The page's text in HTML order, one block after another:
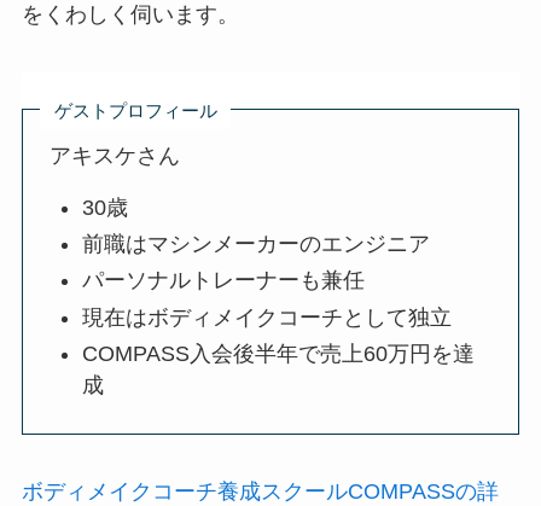
をくわしく伺います。
ゲストプロフィール
アキスケさん
30歳
前職はマシンメーカーのエンジニア
パーソナルトレーナーも兼任
現在はボディメイクコーチとして独立
COMPASS入会後半年で売上60万円を達
成
ボディメイクコーチ養成スクールCOMPASSの詳